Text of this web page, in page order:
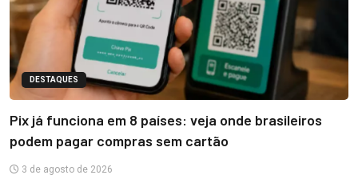
DESTAQUES
Pix já funciona em 8 países: veja onde brasileiros
podem pagar compras sem cartão
3 de agosto de 2026